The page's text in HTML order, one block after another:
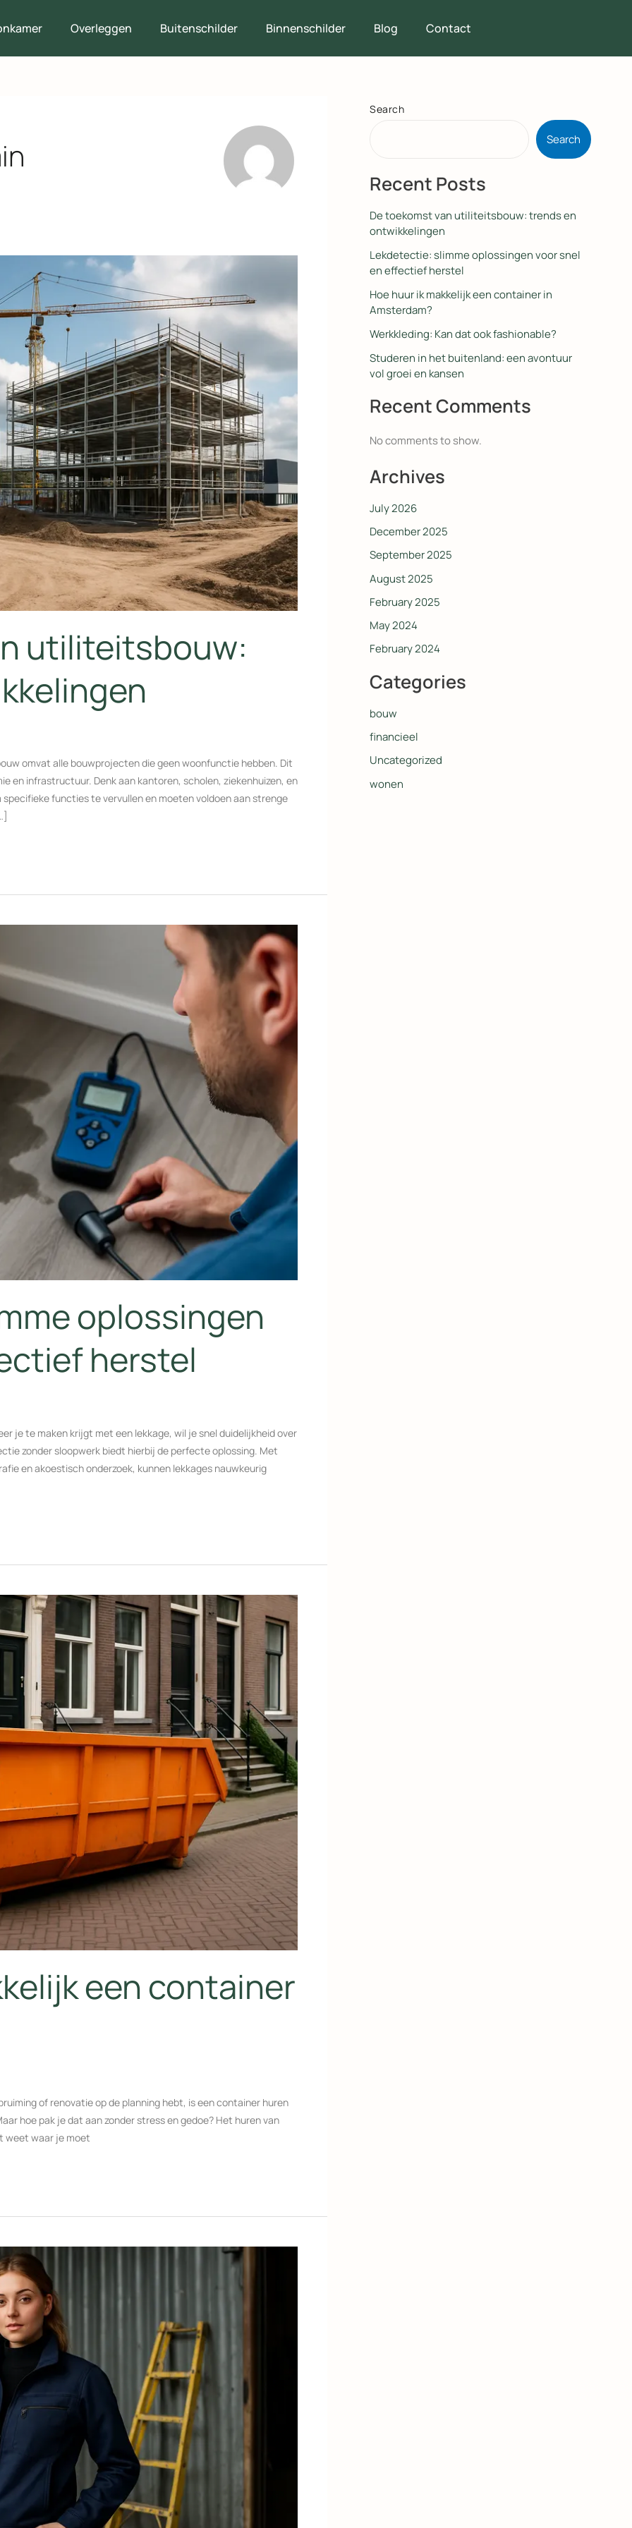
Overleggen Buitenschilder Binnenschilder Blog Contact
utiliteitsbouw:
omvat alle bouwprojecten die geen woonfunctie hebben. Dit
en infrastructuur. Denk aan kantoren, scholen, ziekenhuizen, en
functies te vervullen en moeten voldoen aan strenge
oplossingen
herstel
je te maken krijgt met een lekkage, wil je snel duidelijkheid over
zonder sloopwerk biedt hierbij de perfecte oplossing. Met
en akoestisch onderzoek, kunnen lekkages nauwkeurig
een container
of renovatie op de planning hebt, is een container huren
hoe pak je dat aan zonder stress en gedoe? Het huren van
weet waar je moet
Search
Search
Recent Posts
De toekomst van utiliteitsbouw: trends en
ontwikkelingen
Lekdetectie: slimme oplossingen voor snel
en effectief herstel
Hoe huur ik makkelijk een container in
Amsterdam?
Werkkleding: Kan dat ook fashionable?
Studeren in het buitenland: een avontuur
vol groei en kansen
Recent Comments
No comments to show.
Archives
July 2026
December 2025
September 2025
August 2025
February 2025
May 2024
February 2024
Categories
bouw
financieel
Uncategorized
wonen